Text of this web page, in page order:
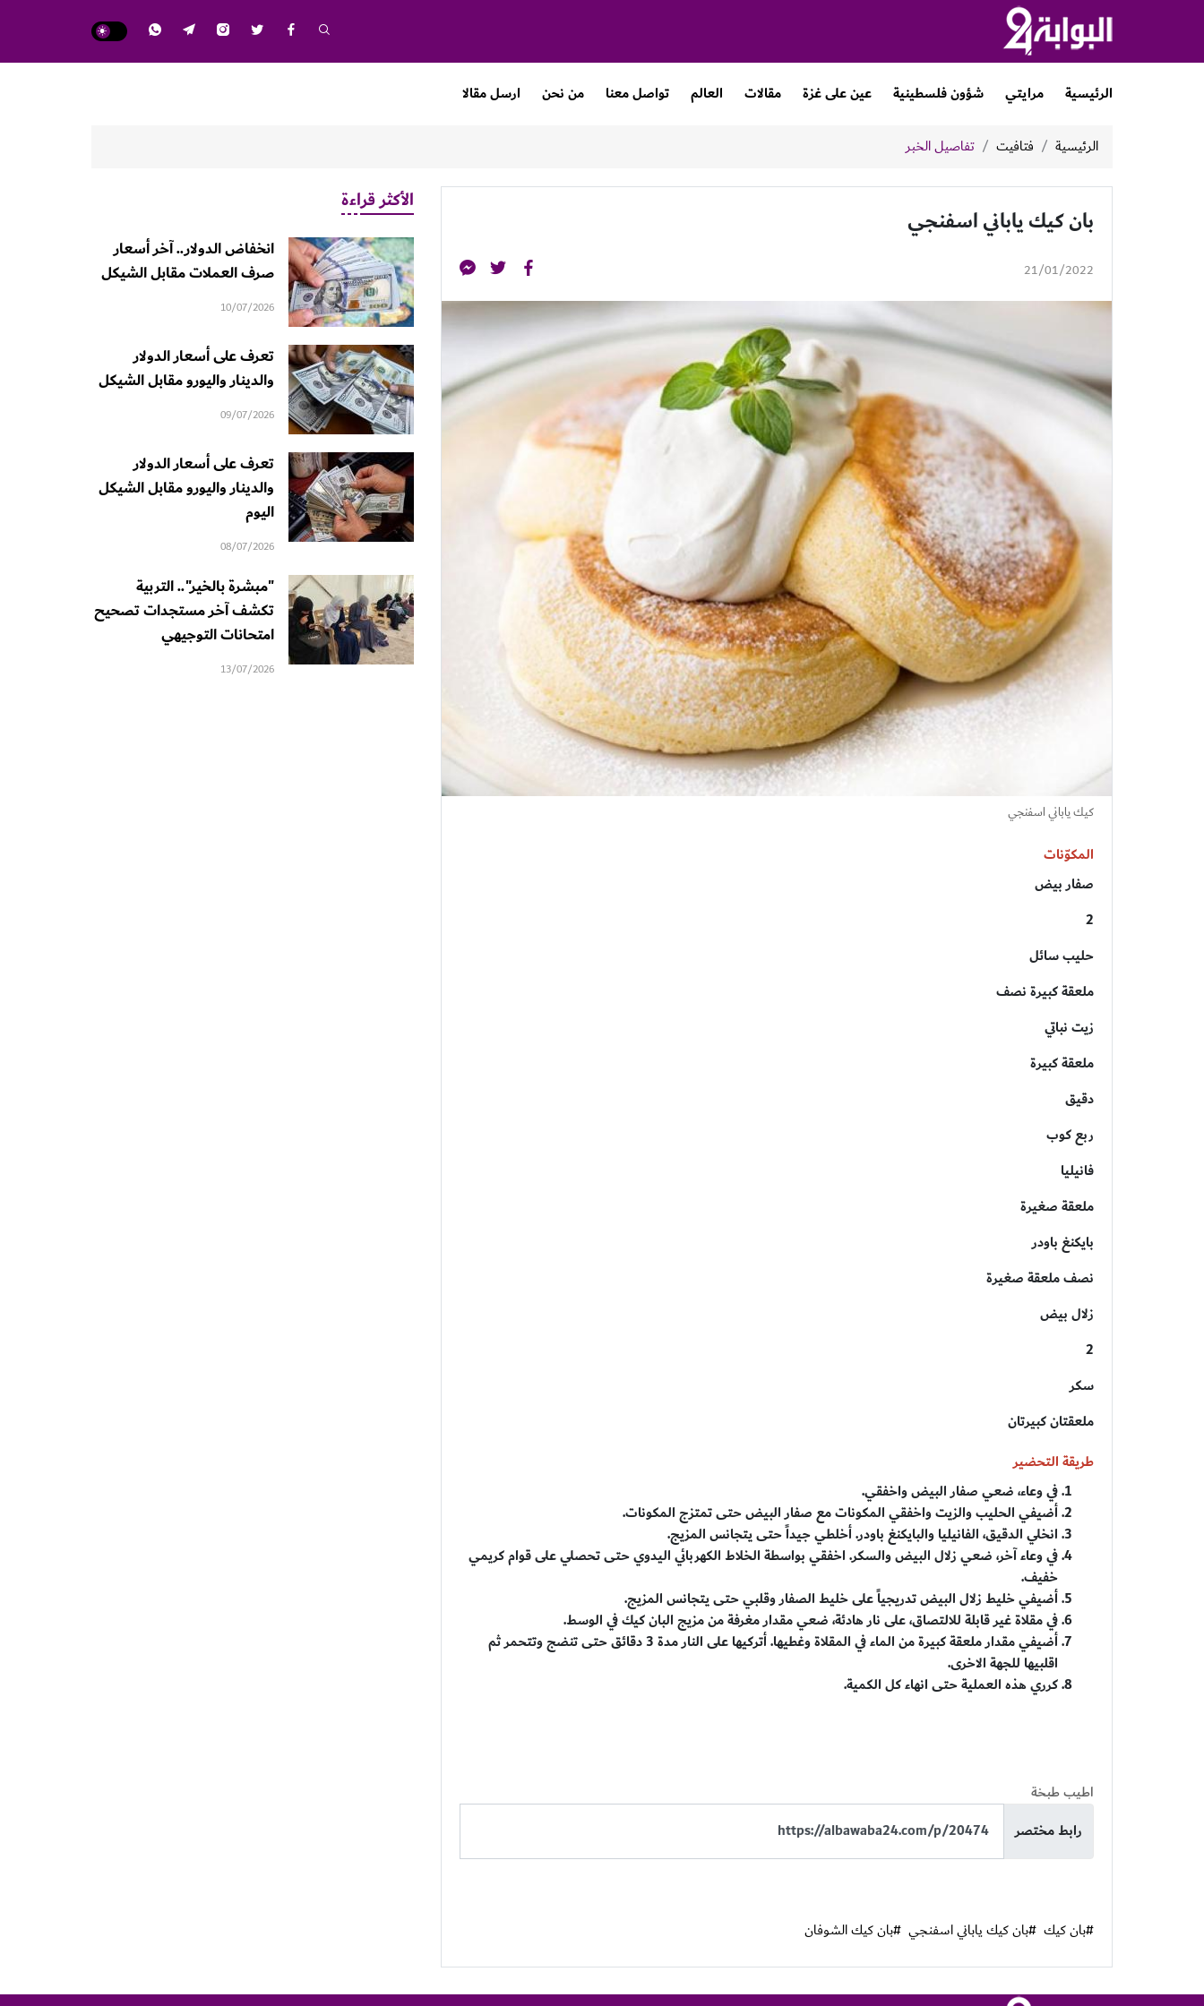
الرئيسية مرايتي شؤون فلسطينية عين على غزة مقالات العالم تواصل معنا من نحن ارسل مقالا
الرئيسية فتافيت تفاصيل الخبر
بان كيك ياباني اسفنجي
21/01/2022
كيك ياباني اسفنجي
المكوّنات
صفار بيض
2
حليب سائل
ملعقة كبيرة نصف
زيت نباتي
ملعقة كبيرة
دقيق
ربع كوب
فانيليا
ملعقة صغيرة
بايكنغ باودر
نصف ملعقة صغيرة
زلال بيض
2
سكر
ملعقتان كبيرتان
طريقة التحضير
في وعاء، ضعي صفار البيض واخفقي.
أضيفي الحليب والزيت واخفقي المكونات مع صفار البيض حتى تمتزج المكونات.
انخلي الدقيق، الفانيليا والبايكنغ باودر. أخلطي جيداً حتى يتجانس المزيج.
في وعاء آخر، ضعي زلال البيض والسكر. اخفقي بواسطة الخلاط الكهربائي اليدوي حتى تحصلي على قوام كريمي
خفيف.
أضيفي خليط زلال البيض تدريجياً على خليط الصفار وقلبي حتى يتجانس المزيج.
في مقلاة غير قابلة للالتصاق، على نار هادئة، ضعي مقدار مغرفة من مزيج البان كيك في الوسط.
أضيفي مقدار ملعقة كبيرة من الماء في المقلاة وغطيها. أتركيها على النار مدة 3 دقائق حتى تنضج وتتحمر ثم
اقلبيها للجهة الاخرى.
كرري هذه العملية حتى انهاء كل الكمية.
اطيب طبخة
رابط مختصر
#بان كيك #بان كيك ياباني اسفنجي #بان كيك الشوفان
الأكثر قراءة
انخفاض الدولار.. آخر أسعار
صرف العملات مقابل الشيكل
10/07/2026
تعرف على أسعار الدولار
والدينار واليورو مقابل الشيكل
09/07/2026
تعرف على أسعار الدولار
والدينار واليورو مقابل الشيكل
اليوم
08/07/2026
"مبشرة بالخير".. التربية
تكشف آخر مستجدات تصحيح
امتحانات التوجيهي
13/07/2026